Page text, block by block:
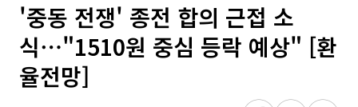
'중동 전쟁' 종전 합의 근접 소
식⋯"1510원 중심 등락 예상" [환
율전망]